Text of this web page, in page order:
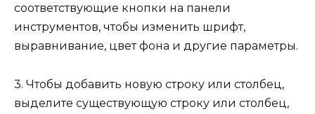
соответствующие кнопки на панели
инструментов, чтобы изменить шрифт,
выравнивание, цвет фона и другие параметры.
3. Чтобы добавить новую строку или столбец,
выделите существующую строку или столбец,